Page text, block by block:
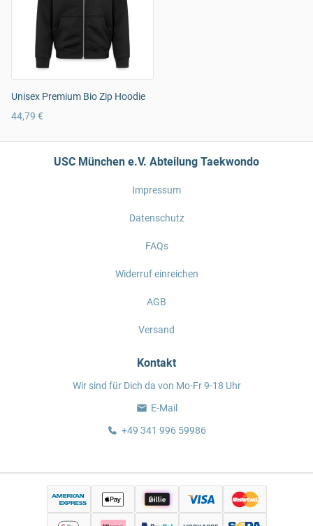
Unisex Premium Bio Zip Hoodie
44,79 €
USC München e.V. Abteilung Taekwondo
Impressum
Datenschutz
FAQs
Widerruf einreichen
AGB
Versand
Kontakt
Wir sind für Dich da von Mo-Fr 9-18 Uhr
E-Mail
+49 341 996 59986